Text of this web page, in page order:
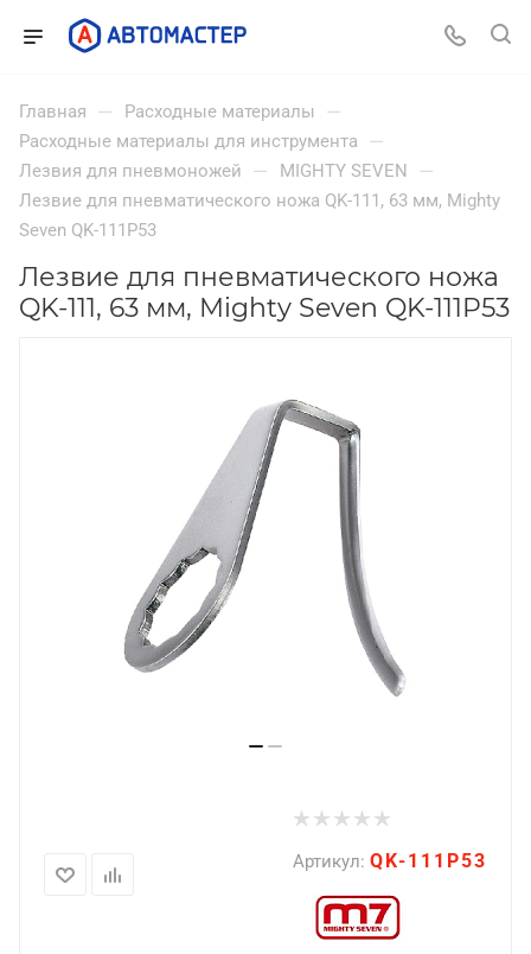
Главная — Расходные материалы —
Расходные материалы для инструмента —
Лезвия для пневмоножей — MIGHTY SEVEN —
Лезвие для пневматического ножа QK-111, 63 мм, Mighty
Seven QK-111P53
Лезвие для пневматического ножа
QK-111, 63 мм, Mighty Seven QK-111P53
Артикул: QK-111P53